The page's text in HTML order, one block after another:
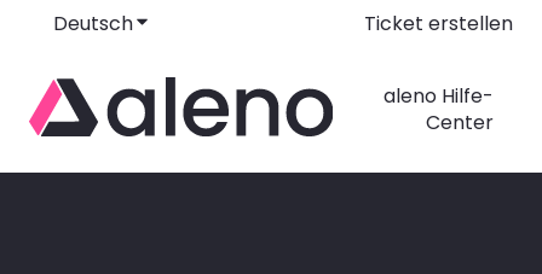
DeutschUntermenü für Übersetzungen anzeigen
Ticket erstellen
aleno Hilfe-
Center